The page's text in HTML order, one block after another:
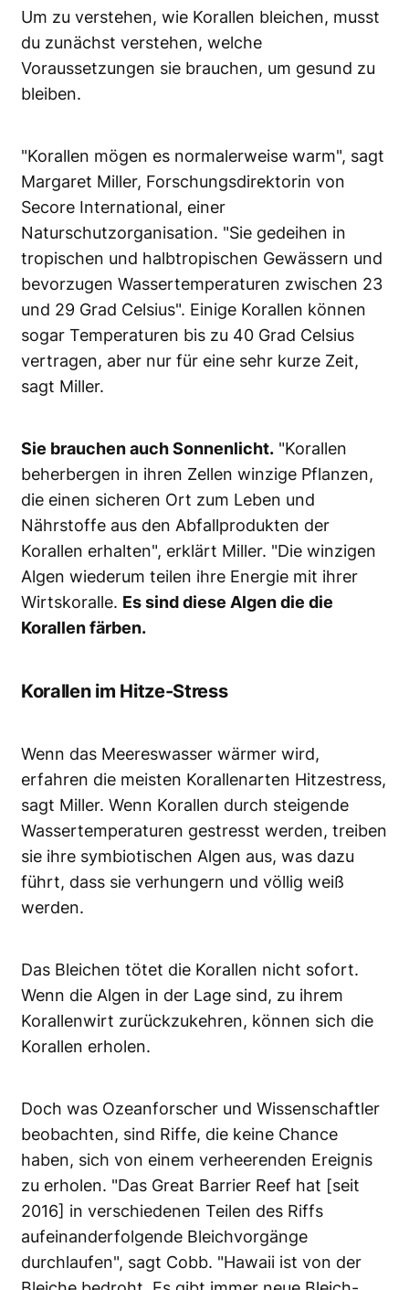
Um zu verstehen, wie Korallen bleichen, musst
du zunächst verstehen, welche
Voraussetzungen sie brauchen, um gesund zu
bleiben.
"Korallen mögen es normalerweise warm", sagt
Margaret Miller, Forschungsdirektorin von
Secore International, einer
Naturschutzorganisation. "Sie gedeihen in
tropischen und halbtropischen Gewässern und
bevorzugen Wassertemperaturen zwischen 23
und 29 Grad Celsius". Einige Korallen können
sogar Temperaturen bis zu 40 Grad Celsius
vertragen, aber nur für eine sehr kurze Zeit,
sagt Miller.
Sie brauchen auch Sonnenlicht. "Korallen
beherbergen in ihren Zellen winzige Pflanzen,
die einen sicheren Ort zum Leben und
Nährstoffe aus den Abfallprodukten der
Korallen erhalten", erklärt Miller. "Die winzigen
Algen wiederum teilen ihre Energie mit ihrer
Wirtskoralle. Es sind diese Algen die die
Korallen färben.
Korallen im Hitze-Stress
Wenn das Meereswasser wärmer wird,
erfahren die meisten Korallenarten Hitzestress,
sagt Miller. Wenn Korallen durch steigende
Wassertemperaturen gestresst werden, treiben
sie ihre symbiotischen Algen aus, was dazu
führt, dass sie verhungern und völlig weiß
werden.
Das Bleichen tötet die Korallen nicht sofort.
Wenn die Algen in der Lage sind, zu ihrem
Korallenwirt zurückzukehren, können sich die
Korallen erholen.
Doch was Ozeanforscher und Wissenschaftler
beobachten, sind Riffe, die keine Chance
haben, sich von einem verheerenden Ereignis
zu erholen. "Das Great Barrier Reef hat [seit
2016] in verschiedenen Teilen des Riffs
aufeinanderfolgende Bleichvorgänge
durchlaufen", sagt Cobb. "Hawaii ist von der